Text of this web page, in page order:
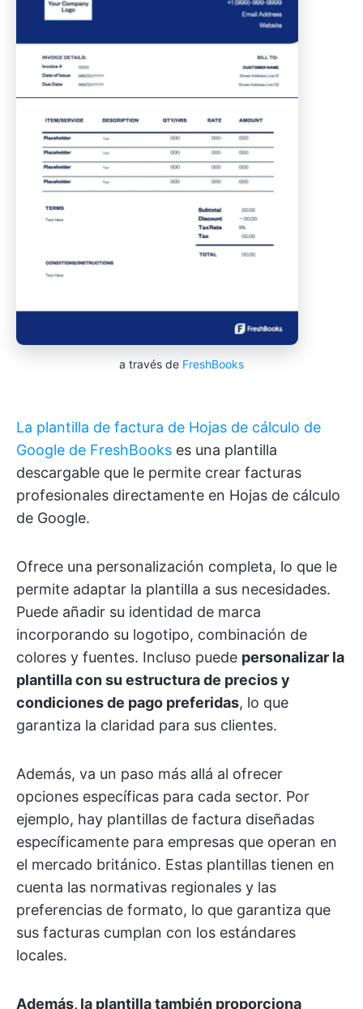
a través de FreshBooks
La plantilla de factura de Hojas de cálculo de
Google de FreshBooks es una plantilla
descargable que le permite crear facturas
profesionales directamente en Hojas de cálculo
de Google.
Ofrece una personalización completa, lo que le
permite adaptar la plantilla a sus necesidades.
Puede añadir su identidad de marca
incorporando su logotipo, combinación de
colores y fuentes. Incluso puede personalizar la
plantilla con su estructura de precios y
condiciones de pago preferidas, lo que
garantiza la claridad para sus clientes.
Además, va un paso más allá al ofrecer
opciones específicas para cada sector. Por
ejemplo, hay plantillas de factura diseñadas
específicamente para empresas que operan en
el mercado británico. Estas plantillas tienen en
cuenta las normativas regionales y las
preferencias de formato, lo que garantiza que
sus facturas cumplan con los estándares
locales.
Además, la plantilla también proporciona